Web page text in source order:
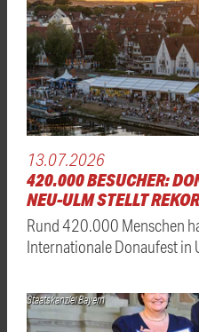
13.07.2026
420.000 BESUCHER:
NEU-ULM STELLT
Rund 420.000 Menschen
Internationale Donaufest in
Staatskanzlei Bayern